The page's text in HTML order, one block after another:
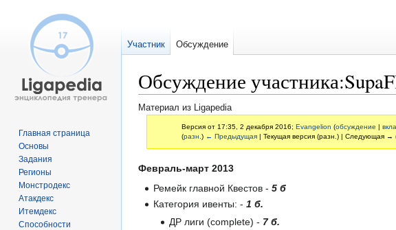
Обсуждение
Материал из Ligapedia
Версия от 17:35, 2 декабря 2016; Evangelion (обсуждение |
(разн. ) ← Предыдущая| Текущая версия (разн.) | Следующая →
Перейти
Перейти
Февраль-март 2013
Ремейк главной Квестов -5 б
Категория ивенты: -1 б.
ДР лиги (complete) - 7 б.
Участник Обсуждение
Главная страница
Основы
Задания
Регионы
Монстродекс
Атакдекс
Итемдекс
Способности